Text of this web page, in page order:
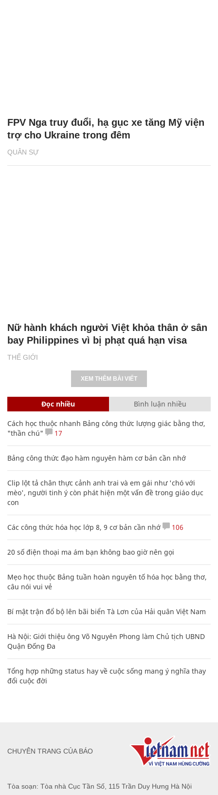
QUÂN SỰ
FPV Nga truy đuổi, hạ gục xe tăng Mỹ viện
trợ cho Ukraine trong đêm
THẾ GIỚI
Nữ hành khách người Việt khỏa thân ở sân
bay Philippines vì bị phạt quá hạn visa
XEM THÊM BÀI VIẾT
Đọc nhiều Bình luận nhiều
Cách học thuộc nhanh Bảng công thức lượng giác bằng thơ,
"thần chú"
17
Bảng công thức đạo hàm nguyên hàm cơ bản cần nhớ
Clip lột tả chân thực cảnh anh trai và em gái như 'chó với
mèo', người tinh ý còn phát hiện một vấn đề trong giáo dục
con
Các công thức hóa học lớp 8, 9 cơ bản cần nhớ 106
20 số điện thoại ma ám bạn không bao giờ nên gọi
Mẹo học thuộc Bảng tuần hoàn nguyên tố hóa học bằng thơ,
câu nói vui vẻ
Bí mật trận đổ bộ lên bãi biển Tà Lơn của Hải quân Việt Nam
Hà Nội: Giới thiệu ông Võ Nguyên Phong làm Chủ tịch UBND
Quận Đống Đa
Tổng hợp những status hay về cuộc sống mang ý nghĩa thay
đổi cuộc đời
Tòa soạn: Tòa nhà Cục Tần Số, 115 Trần Duy Hưng Hà Nội
CHUYÊN TRANG CỦA BÁO